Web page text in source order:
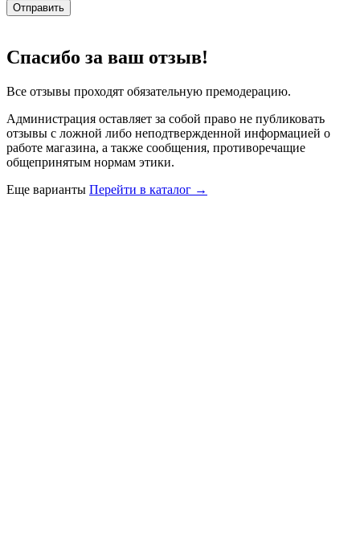
Отправить
Спасибо за ваш отзыв!
Все отзывы проходят обязательную премодерацию.
Администрация оставляет за собой право не публиковать
отзывы с ложной либо неподтвержденной информацией о
работе магазина, а также сообщения, противоречащие
общепринятым нормам этики.
Еще варианты Перейти в каталог →